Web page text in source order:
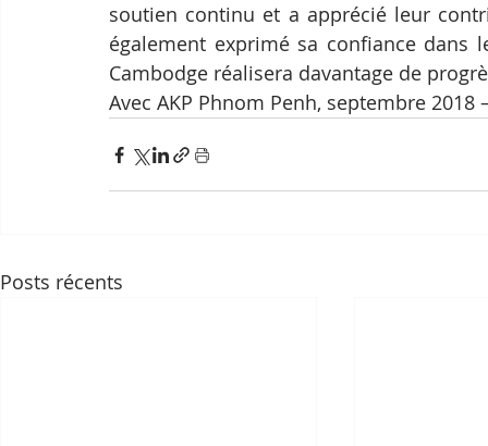
soutien continu et a apprécié leur
également exprimé sa confiance dans
Cambodge réalisera davantage de
Avec AKP Phnom Penh, septembre 2018
Posts récents